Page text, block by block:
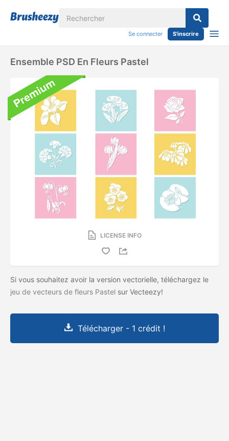
Se connecter S'inscrire
Ensemble PSD En Fleurs Pastel
LICENSE INFO
Si vous souhaitez avoir la version vectorielle, téléchargez le
jeu de vecteurs de fleurs Pastel sur Vecteezy!
Télécharger - 1 crédit !